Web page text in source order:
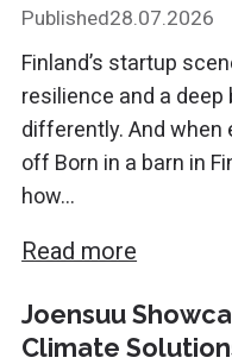
Published28.07.2026
Finland’s startup
resilience and a
differently. And when
off Born in a barn in
how...
Read more
Joensuu
Climate